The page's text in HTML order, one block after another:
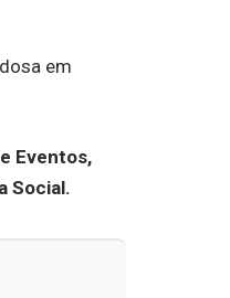
Eventos,
Social.